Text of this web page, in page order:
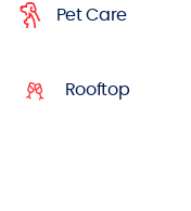
Pet Care
Rooftop